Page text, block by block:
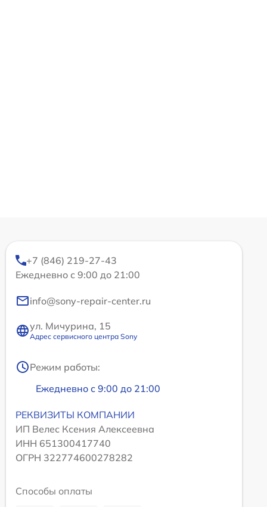
+7 (846) 219-27-43
Ежедневно с 9:00 до 21:00
info@sony-repair-center.ru
ул. Мичурина, 15
Адрес сервисного центра Sony
Режим работы:
Ежедневно с 9:00 до 21:00
РЕКВИЗИТЫ КОМПАНИИ
ИП Велес Ксения Алексеевна
ИНН 651300417740
ОГРН 322774600278282
Способы оплаты